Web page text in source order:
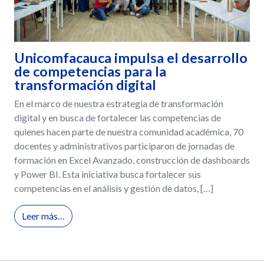
Unicomfacauca impulsa el desarrollo
de competencias para la
transformación digital
En el marco de nuestra estrategia de transformación
digital y en busca de fortalecer las competencias de
quienes hacen parte de nuestra comunidad académica, 70
docentes y administrativos participaron de jornadas de
formación en Excel Avanzado, construcción de dashboards
y Power BI. Esta iniciativa busca fortalecer sus
competencias en el análisis y gestión de datos, […]
Leer más… from Unicomfacauca impulsa el desarrollo de